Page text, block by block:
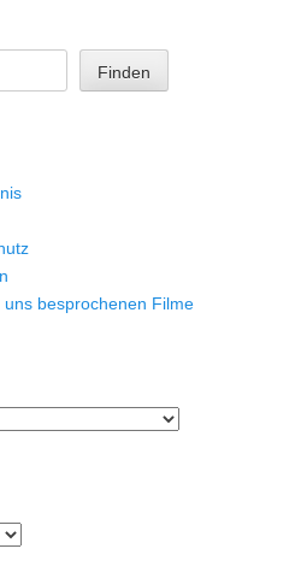
Finden
besprochenen Filme